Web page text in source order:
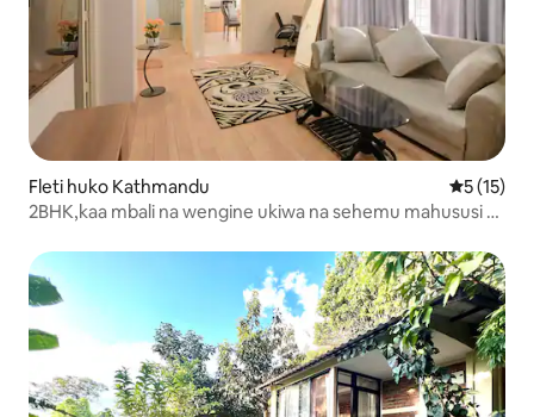
Fleti huko Kathmandu Ukadiriaji
5 (15)
2BHK,kaa mbali na wengine ukiwa na sehemu mahususi ya